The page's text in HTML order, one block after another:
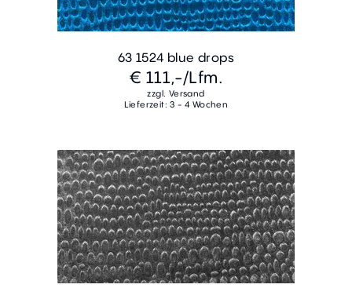
63 1524 blue drops
€ 111,-/Lfm.
zzgl. Versand
Lieferzeit: 3 - 4 Wochen